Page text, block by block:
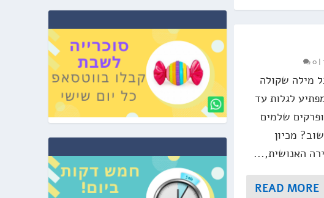
|
0
מילה שקולה
לגלות עד
שלמים
מכיון
האנושית,...
READ MORE